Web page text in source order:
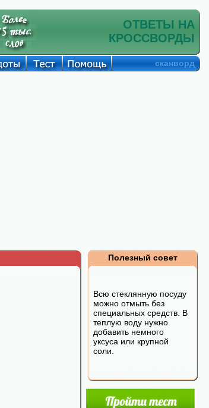
ОТВЕТЫ НА
КРОССВОРДЫ
сканворд
Полезный совет
Всю стеклянную посуду
можно отмыть без
специальных средств. В
теплую воду нужно
добавить немного
уксуса или крупной
соли.